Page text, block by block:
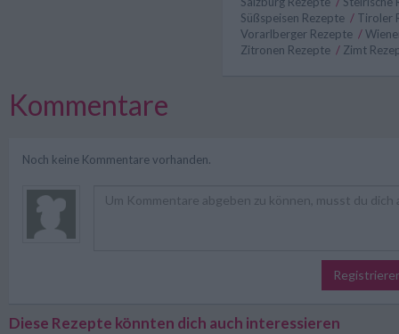
Süßspeisen Rezepte / Tiroler
Vorarlberger Rezepte /
Zitronen Rezepte / Zimt
Kommentare
Noch keine Kommentare vorhanden.
Diese Rezepte könnten dich auch interessieren